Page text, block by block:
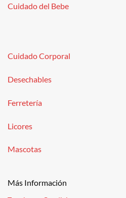
Cuidado del Bebe
Cuidado Corporal
Desechables
Ferretería
Licores
Mascotas
Más Información